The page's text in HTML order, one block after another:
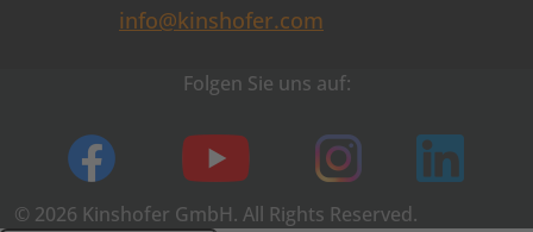
info@kinshofer.com
Folgen Sie uns auf:
© 2026 Kinshofer GmbH. All Rights Reserved.